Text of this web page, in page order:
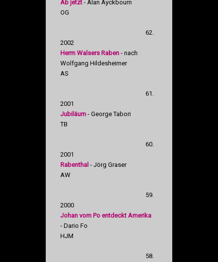
Ab jetzt - Alan Ayckbourn
OG
62.
2002
Herrn Walsers Raben - nach
Wolfgang Hildesheimer
AS
61.
2001
Jubiläum - George Tabori
TB
60.
2001
Rabenthal - Jörg Graser
AW
59.
2000
Johan vom Po entdeckt Amerika
- Dario Fo
HJM
58.